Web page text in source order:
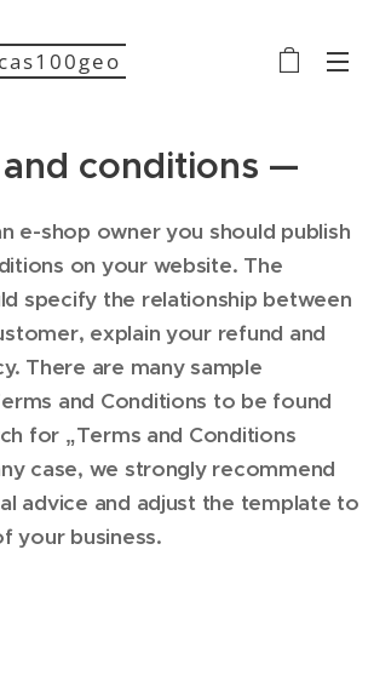
conditions —
e-shop owner you should publish
on your website. The
specify the relationship between
explain your refund and
There are many sample
and Conditions to be found
for „Terms and Conditions
case, we strongly recommend
advice and adjust the template to
your business.